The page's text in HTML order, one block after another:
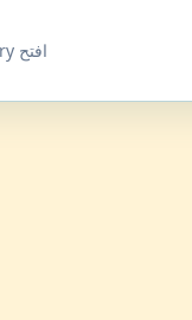
افتح Professory لقراءة كل التقييمات ومشاركة تجربتك